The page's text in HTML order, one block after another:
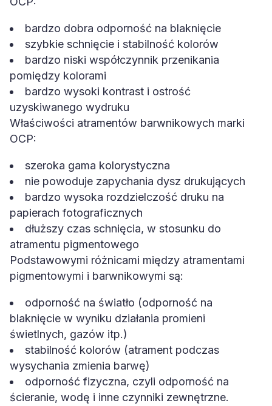
bardzo dobra odporność na blaknięcie
szybkie schnięcie i stabilność kolorów
bardzo niski współczynnik przenikania
pomiędzy kolorami
bardzo wysoki kontrast i ostrość
uzyskiwanego wydruku
Właściwości atramentów barwnikowych marki
OCP:
szeroka gama kolorystyczna
nie powoduje zapychania dysz drukujących
bardzo wysoka rozdzielczość druku na
papierach fotograficznych
dłuższy czas schnięcia, w stosunku do
atramentu pigmentowego
Podstawowymi różnicami między atramentami
pigmentowymi i barwnikowymi są:
odporność na światło (odporność na
blaknięcie w wyniku działania promieni
świetlnych, gazów itp.)
stabilność kolorów (atrament podczas
wysychania zmienia barwę)
odporność fizyczna, czyli odporność na
ścieranie, wodę i inne czynniki zewnętrzne.